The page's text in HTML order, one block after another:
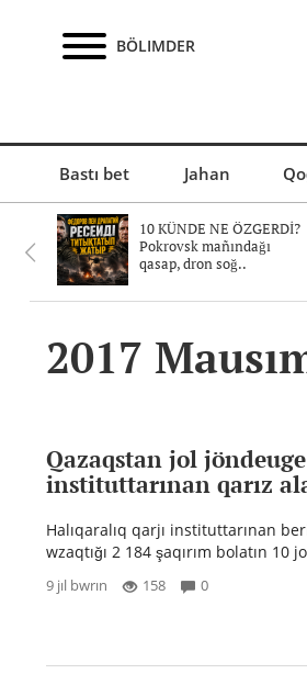
BÖLIMDER
Bastı bet Jahan
10 KÜNDE NE ÖZGERDİ?
Pokrovsk mañındağı
qasap, dron soğ..
2017
Qazaqstan jol
instituttarınan qarız
Halıqaralıq qarjı instituttarınan
wzaqtığı 2 184 şaqırım bolatın 10
9 jıl bwrın 158 0